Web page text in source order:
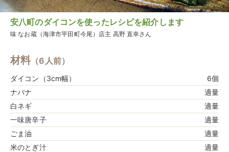
安八町のダイコンを使ったレシピを紹介します
味 なお蔵（海津市平田町今尾）店主 高野 直幸さん
材料（6人前）
ダイコン（3cm幅）
6個
ナバナ
適量
白ネギ
適量
一味唐辛子
適量
ごま油
適量
米のとぎ汁
適量